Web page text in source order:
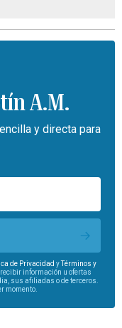
A.M.
y directa para
de Privacidad y
Términos y
información u ofertas
sus afiliadas o de terceros.
momento.